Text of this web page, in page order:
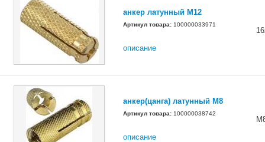
анкер латунный M12
Артикул товара: 100000033971
описание
анкер(цанга) латунный M8
Артикул товара: 100000038742
описание